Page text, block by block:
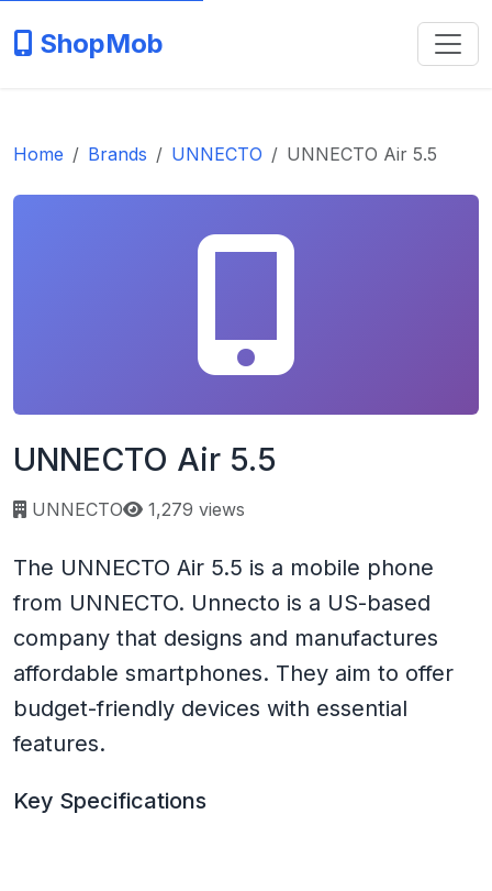
ShopMob
Home Brands UNNECTO UNNECTO Air 5.5
UNNECTO Air 5.5
UNNECTO Page views:
1,279 views
The UNNECTO Air 5.5 is a mobile phone
from UNNECTO. Unnecto is a US-based
company that designs and manufactures
affordable smartphones. They aim to offer
budget-friendly devices with essential
features.
Key Specifications